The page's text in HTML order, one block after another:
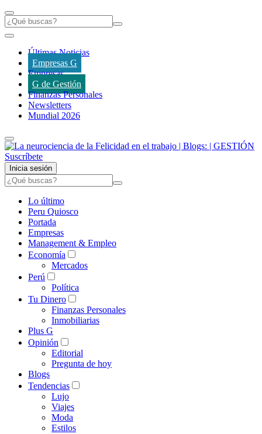
Últimas Noticias
Empresas G
Empresas
G de Gestión
Finanzas Personales
Newsletters
Mundial 2026
Suscríbete
Inicia sesión
Lo último
Peru Quiosco
Portada
Empresas
Management & Empleo
Economía
Mercados
Perú
Política
Tu Dinero
Finanzas Personales
Inmobiliarias
Plus G
Opinión
Editorial
Pregunta de hoy
Blogs
Tendencias
Lujo
Viajes
Moda
Estilos